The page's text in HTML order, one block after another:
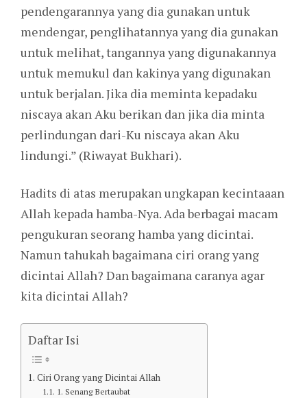
pendengarannya yang dia gunakan untuk
mendengar, penglihatannya yang dia gunakan
untuk melihat, tangannya yang digunakannya
untuk memukul dan kakinya yang digunakan
untuk berjalan. Jika dia meminta kepadaku
niscaya akan Aku berikan dan jika dia minta
perlindungan dari-Ku niscaya akan Aku
lindungi.” (Riwayat Bukhari).
Hadits di atas merupakan ungkapan kecintaaan
Allah kepada hamba-Nya. Ada berbagai macam
pengukuran seorang hamba yang dicintai.
Namun tahukah bagaimana ciri orang yang
dicintai Allah? Dan bagaimana caranya agar
kita dicintai Allah?
Daftar Isi
Ciri Orang yang Dicintai Allah
1. Senang Bertaubat